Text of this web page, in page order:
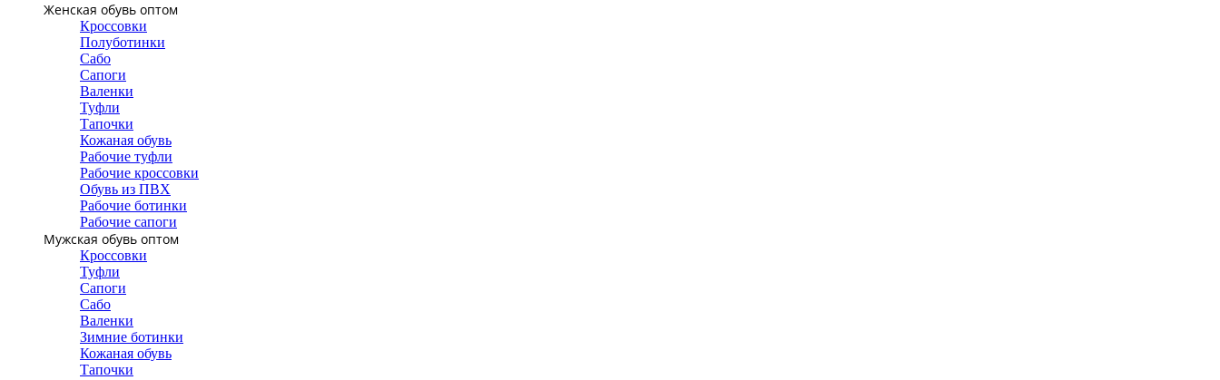
Женская обувь оптом
Кроссовки
Полуботинки
Сабо
Сапоги
Валенки
Туфли
Тапочки
Кожаная обувь
Рабочие туфли
Рабочие кроссовки
Обувь из ПВХ
Рабочие ботинки
Рабочие сапоги
Мужская обувь оптом
Кроссовки
Туфли
Сапоги
Сабо
Валенки
Зимние ботинки
Кожаная обувь
Тапочки